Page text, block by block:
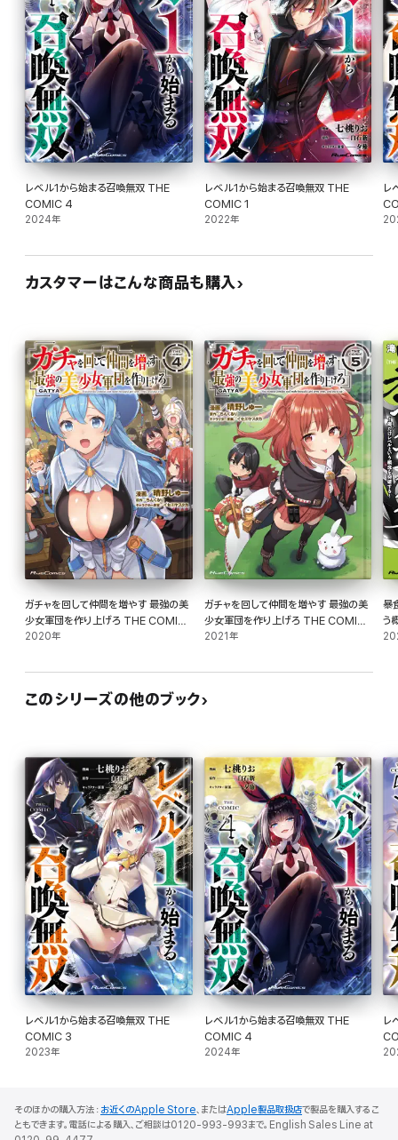
レベル1から始まる召喚無双 THE
COMIC 4
2024年
レベル1から始まる召喚無双 THE
COMIC 1
2022年
レ
カスタマーはこんな商品も購入
ガチャを回して仲間を増やす 最強の美
少女軍団を作り上げろ THE COMIC
4
2020年
ガチャを回して仲間を増やす 最強の美
少女軍団を作り上げろ THE COMIC
5
2021年
暴
このシリーズの他のブック
レベル1から始まる召喚無双 THE
COMIC 3
2023年
レベル1から始まる召喚無双 THE
COMIC 4
2024年
レ
そのほかの購入方法： お近くのApple Store、またはApple製品取扱店で製品を購入するこ
ともできます。電話による購入、ご相談は0120-993-993まで。English Sales Line at